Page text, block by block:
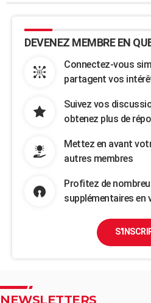
DEVENEZ MEMBRE EN
Connectez-vous
partagent vos
Suivez vos
obtenez plus de
Mettez en avant
autres membres
Profitez de
supplémentaires en
NEWSLETTERS